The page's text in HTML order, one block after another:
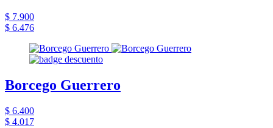
$ 7.900
$ 6.476
Borcego Guerrero
$ 6.400
$ 4.017